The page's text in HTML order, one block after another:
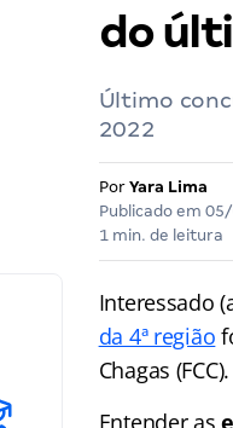
do
Último
2022
Por Yara Lima
Publicado em
1 min. de leitura
Interessado
da 4ª região
Chagas (FCC).
Entender as